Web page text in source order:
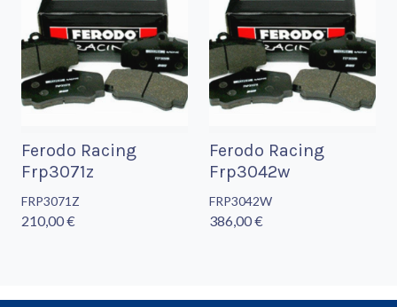
Ferodo Racing
Frp3071z
FRP3071Z
210,00 €
Ferodo Racing
Frp3042w
FRP3042W
386,00 €